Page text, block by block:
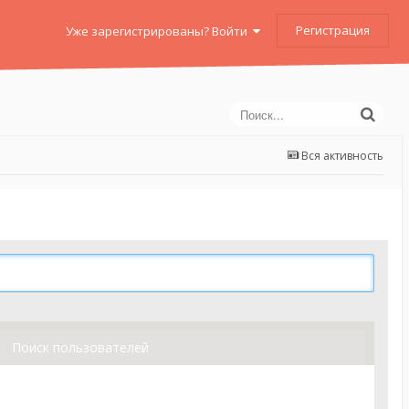
Уже зарегистрированы? Войти Регистрация
Вся активность
Поиск пользователей